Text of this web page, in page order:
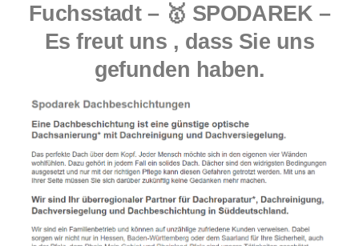
Fuchsstadt – 🥇 SPODAREK –
Es freut uns , dass Sie uns
gefunden haben.